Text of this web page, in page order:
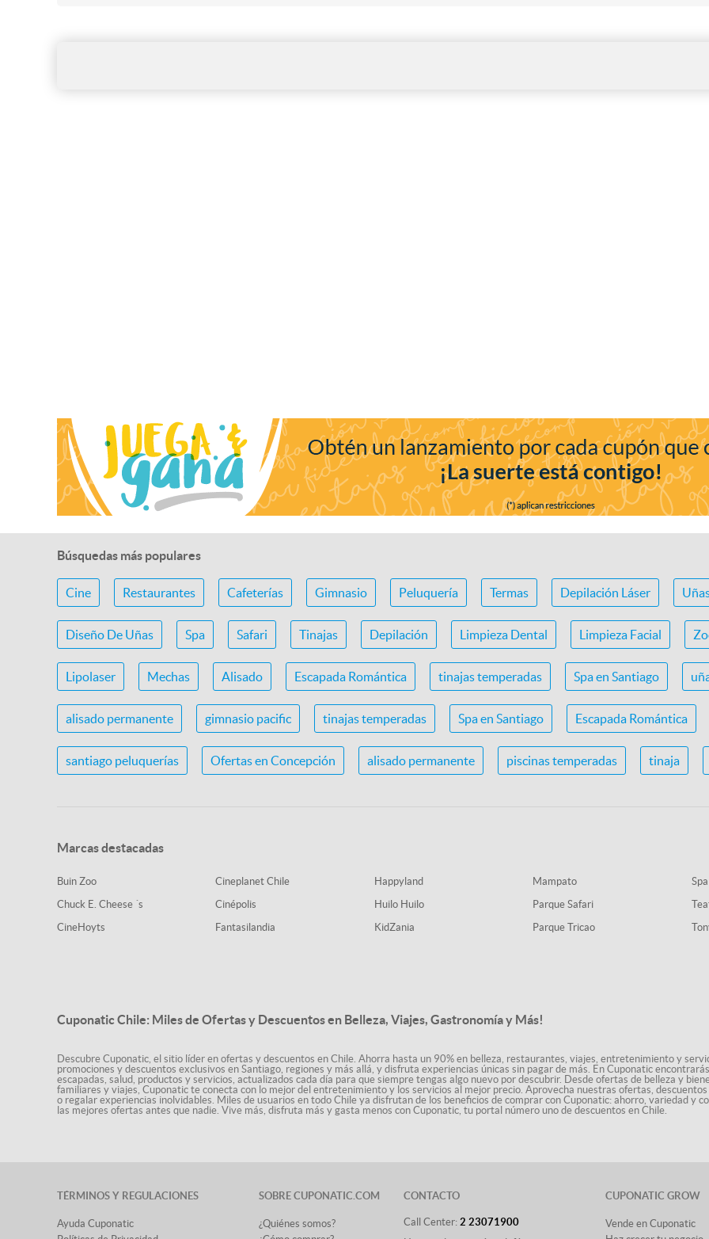
Búsquedas más populares
Cine Restaurantes Cafeterías Gimnasio Peluquería Termas Depilación Láser
Diseño De Uñas Spa Safari Tinajas Depilación Limpieza Dental Limpieza Facial
Lipolaser Mechas Alisado Escapada Romántica tinajas temperadas Spa en Santiago
alisado permanente gimnasio pacific tinajas temperadas Spa en Santiago Escapada Romántica
santiago peluquerías Ofertas en Concepción alisado permanente piscinas temperadas tinaja
Marcas destacadas
Buin Zoo
Chuck E. Cheese ´s
CineHoyts
Cineplanet Chile
Cinépolis
Fantasilandia
Happyland
Huilo Huilo
KidZania
Mampato
Parque Safari
Parque Tricao
Cuponatic Chile: Miles de Ofertas y Descuentos en Belleza, Viajes, Gastronomía y Más!
Descubre Cuponatic, el sitio líder en ofertas y descuentos en Chile. Ahorra hasta un 90% en belleza, restaurantes, viajes, entretenimiento y
promociones y descuentos exclusivos en Santiago, regiones y más allá, y disfruta experiencias únicas sin pagar de más. En Cuponatic
escapadas, salud, productos y servicios, actualizados cada día para que siempre tengas algo nuevo por descubrir. Desde ofertas de belleza y
familiares y viajes, Cuponatic te conecta con lo mejor del entretenimiento y los servicios al mejor precio. Aprovecha nuestras ofertas,
o regalar experiencias inolvidables. Miles de usuarios en todo Chile ya disfrutan de los beneficios de comprar con Cuponatic: ahorro, variedad y
las mejores ofertas antes que nadie. Vive más, disfruta más y gasta menos con Cuponatic, tu portal número uno de descuentos en Chile.
TÉRMINOS Y REGULACIONES
Ayuda Cuponatic
SOBRE CUPONATIC.COM
¿Quiénes somos?
CONTACTO
Call Center: 2 23071900
CUPONATIC GROW
Vende en Cuponatic